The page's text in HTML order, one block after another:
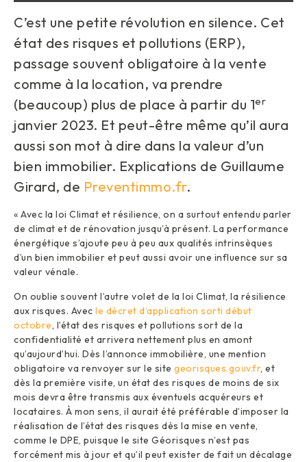
C’est une petite révolution en silence. Cet
état des risques et pollutions (ERP),
passage souvent obligatoire à la vente
comme à la location, va prendre
(beaucoup) plus de place à partir du 1er
janvier 2023. Et peut-être même qu’il aura
aussi son mot à dire dans la valeur d’un
bien immobilier. Explications de Guillaume
Girard, de Preventimmo.fr.
« Avec la loi Climat et résilience, on a surtout entendu parler
de climat et de rénovation jusqu’à présent. La performance
énergétique s’ajoute peu à peu aux qualités intrinsèques
d’un bien immobilier et peut aussi avoir une influence sur sa
valeur vénale.
On oublie souvent l’autre volet de la loi Climat, la résilience
aux risques. Avec le décret d’application sorti début
octobre, l’état des risques et pollutions sort de la
confidentialité et arrivera nettement plus en amont
qu’aujourd’hui. Dès l’annonce immobilière, une mention
obligatoire va renvoyer sur le site georisques.gouv.fr, et
dès la première visite, un état des risques de moins de six
mois devra être transmis aux éventuels acquéreurs et
locataires. À mon sens, il aurait été préférable d’imposer la
réalisation de l’état des risques dès la mise en vente,
comme le DPE, puisque le site Géorisques n’est pas
forcément mis à jour et qu’il peut exister de fait un décalage